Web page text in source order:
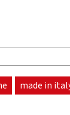
made in